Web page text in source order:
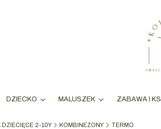
DZIECKO MALUSZEK ZABAWA I
DZIECIĘCE 2-10Y KOMBINEZONY TERMO